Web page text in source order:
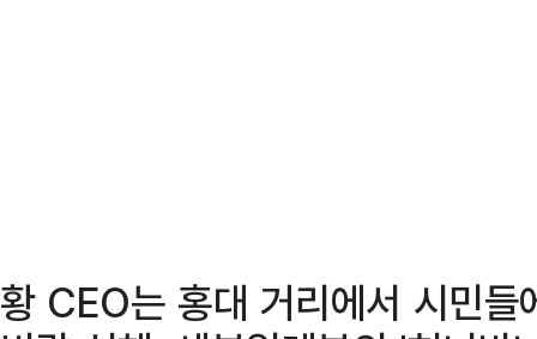
황 CEO는 홍대 거리에서 시민들